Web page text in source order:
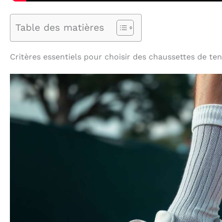
Table des matières
Critères essentiels pour choisir des chaussettes de